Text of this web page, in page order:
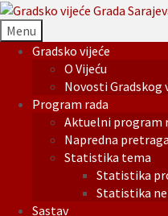
Menu
Gradsko vijeće
O Vijeću
Novosti Gradskog
Program rada
Aktuelni program
Napredna
Statistika tema
Statistika
Statistika
Sastav